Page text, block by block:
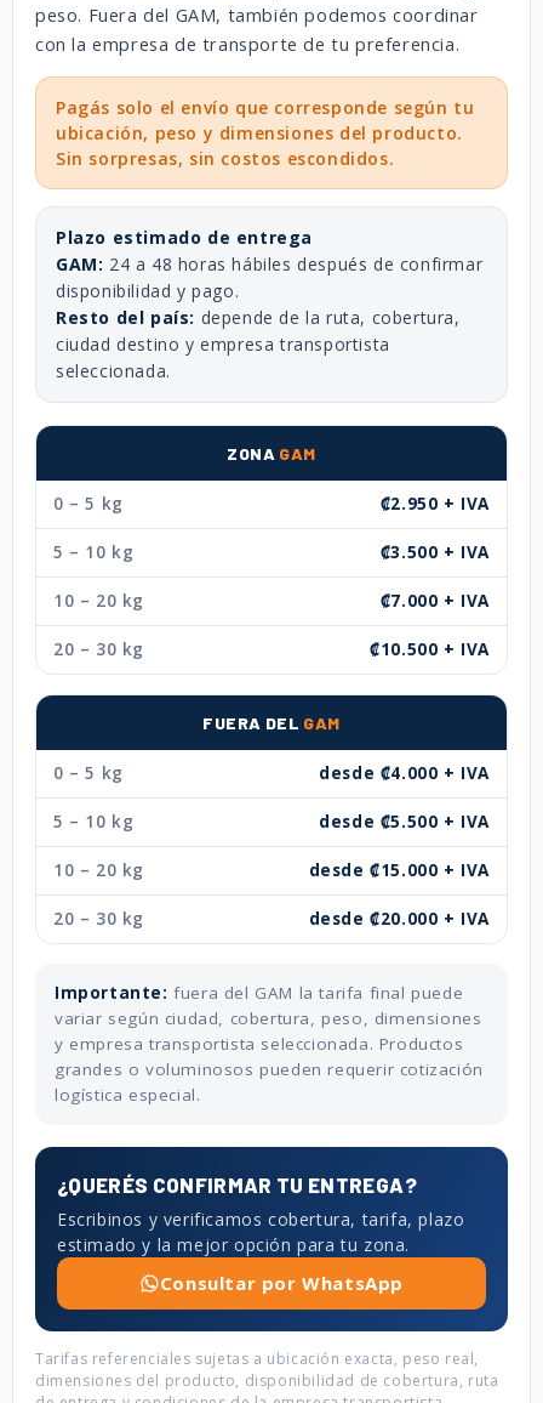
peso. Fuera del GAM, también podemos coordinar
con la empresa de transporte de tu preferencia.
Pagás solo el envío que corresponde según tu
ubicación, peso y dimensiones del producto.
Sin sorpresas, sin costos escondidos.
Plazo estimado de entrega
GAM: 24 a 48 horas hábiles después de confirmar
disponibilidad y pago.
Resto del país: depende de la ruta, cobertura,
ciudad destino y empresa transportista
seleccionada.
ZONA GAM
0 – 5 kg ₡2.950 + IVA
5 – 10 kg ₡3.500 + IVA
10 – 20 kg ₡7.000 + IVA
20 – 30 kg ₡10.500 + IVA
FUERA DEL GAM
0 – 5 kg desde ₡4.000 + IVA
5 – 10 kg desde ₡5.500 + IVA
10 – 20 kg desde ₡15.000 + IVA
20 – 30 kg desde ₡20.000 + IVA
Importante: fuera del GAM la tarifa final puede
variar según ciudad, cobertura, peso, dimensiones
y empresa transportista seleccionada. Productos
grandes o voluminosos pueden requerir cotización
logística especial.
¿QUERÉS CONFIRMAR TU ENTREGA?
Escribinos y verificamos cobertura, tarifa, plazo
estimado y la mejor opción para tu zona.
Consultar por WhatsApp
Tarifas referenciales sujetas a ubicación exacta, peso real,
dimensiones del producto, disponibilidad de cobertura, ruta